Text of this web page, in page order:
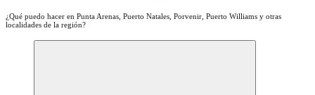
¿Qué puedo hacer en Punta Arenas, Puerto Natales, Porvenir, Puerto Williams y otras
localidades de la región?